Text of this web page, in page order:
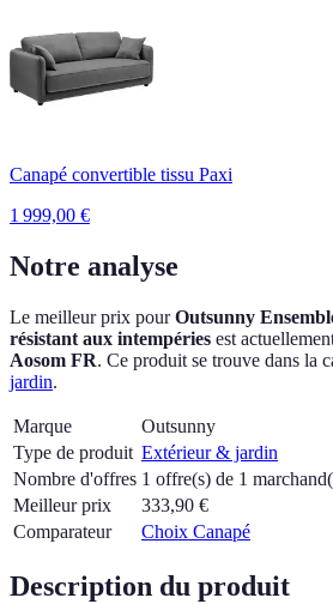
Canapé convertible tissu Paxi
1 999,00 €
Notre analyse
Le meilleur prix pourOutsunny
résistant aux intempéries est
Aosom FR. Ce produit se trouve dans la
jardin.
Marque
Outsunny
Type de produit Extérieur & jardin
Nombre d'offres 1 offre(s) de 1
Meilleur prix
333,90 €
Comparateur
Choix Canapé
Description du produit